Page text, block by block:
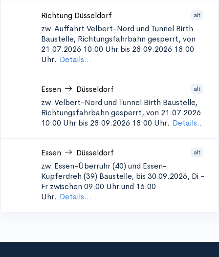
Richtung Düsseldorf alt
zw. Auffahrt Velbert-Nord und Tunnel Birth
Baustelle, Richtungsfahrbahn gesperrt, von
21.07.2026 10:00 Uhr bis 28.09.2026 18:00
Uhr. Details...
Essen Düsseldorf alt
zw. Velbert-Nord und Tunnel Birth Baustelle,
Richtungsfahrbahn gesperrt, von 21.07.2026
10:00 Uhr bis 28.09.2026 18:00 Uhr. Details...
Essen Düsseldorf alt
zw. Essen-Überruhr (40) und Essen-
Kupferdreh (39) Baustelle, bis 30.09.2026, Di -
Fr zwischen 09:00 Uhr und 16:00
Uhr. Details...